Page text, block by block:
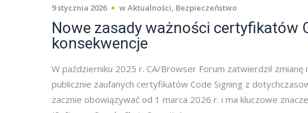
9 stycznia 2026 wAktualności, Bezpieczeństwo
Nowe zasady ważności certyfikatów
konsekwencje
W październiku 2025 r. CA/Browser Forum zatwierdził
publicznie zaufanych certyfikatów Code Signing z
zacznie obowiązywać od 1 marca 2026 r. i ma kluczowe